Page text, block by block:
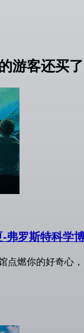
游客还买了
弗罗斯特科学
点燃你的好奇心